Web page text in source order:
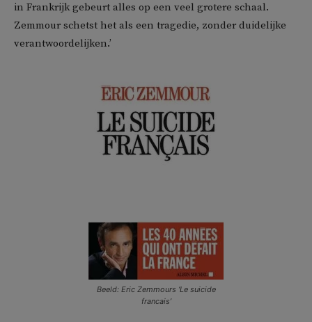
in Frankrijk gebeurt alles op een veel grotere schaal.
Zemmour schetst het als een tragedie, zonder duidelijke
verantwoordelijken.’
Beeld: Eric Zemmours ‘Le suicide
francais’